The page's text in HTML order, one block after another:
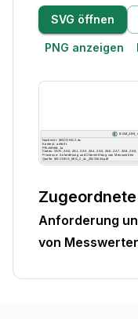
SVG öffnen
PNG anzeigen
Anforderung
von